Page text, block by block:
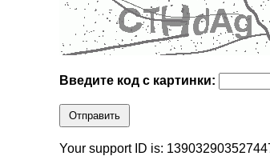
Введите код с картинки:
Отправить
Your support ID is: